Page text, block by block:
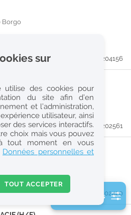
la France d'outre-mer
Borgo
#204156
(H/F)
Biguglia
#202561
MURATO
#202420
2 filtre(s) actifs
sur
utilise des cookies pour
du site afin d’en
et l’administration,
utilisateur, ainsi
des services interactifs.
choix mais vous pouvez
tout moment en vous
Données personnelles et
TOUT ACCEPTER